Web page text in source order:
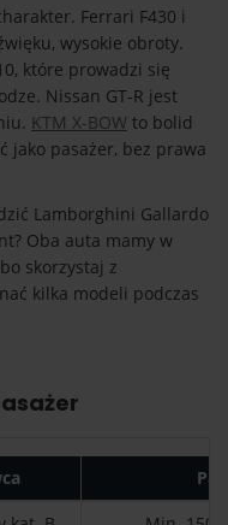
Ferrari F430 i
wysokie obroty.
które prowadzi się
Nissan GT-R jest
KTM X-BOW to bolid
pasażer, bez prawa
Lamborghini Gallardo
Oba auta mamy w
skorzystaj z
kilka modeli podczas